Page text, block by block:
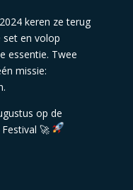
keren ze terug
en volop
essentie. Twee
missie:
op de
🚀